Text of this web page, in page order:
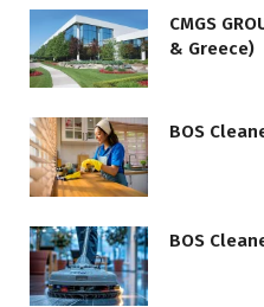
CMGS
& Greece)
BOS
BOS